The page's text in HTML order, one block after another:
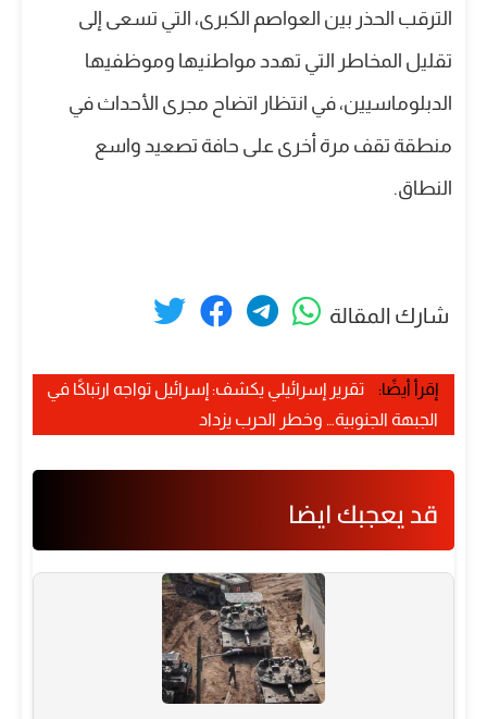
الترقب الحذر بين العواصم الكبرى، التي تسعى إلى
تقليل المخاطر التي تهدد مواطنيها وموظفيها
الدبلوماسيين، في انتظار اتضاح مجرى الأحداث في
منطقة تقف مرة أخرى على حافة تصعيد واسع
النطاق.
شارك المقالة
إقرأ أيضًا:
تقرير إسرائيلي يكشف: إسرائيل تواجه ارتباكًا في
الجبهة الجنوبية… وخطر الحرب يزداد
قد يعجبك ايضا